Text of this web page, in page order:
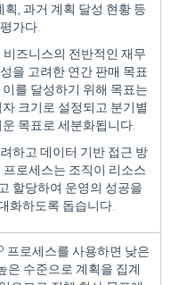
획, 과거 계획 달성 현황 등
가다.
즈니스의 전반적인 재무
을 고려한 연간 판매 목표
를 달성하기 위해 목표는
크기로 설정되고 분기별
목표로 세분화됩니다.
하고 데이터 기반 접근 방
로세스는 조직이 리소스
할당하여 운영의 성공을
화하도록 돕습니다.
프로세스를 사용하면 낮은
은 수준으로 계획을 집계